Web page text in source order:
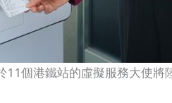
個港鐵站的虛擬服務大使將